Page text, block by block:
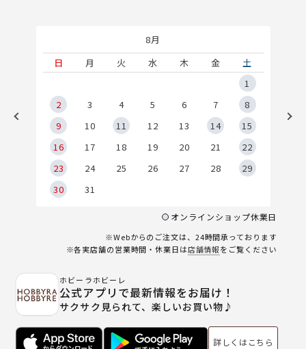
8月
日
月 火 水 木 金
土
1
2
3 4 5 6 7
8
9
10 11 12 13 14
15
16
17 18 19 20 21
22
23
24 25 26 27 28
29
30
31
オンラインショップ休業日
※Webからのご注文は、24時間承っております
※各実店舗の営業時間・休業日は店舗情報をご覧ください
ホビーラホビーレ
公式アプリで最新情報をお届け！
サクサク見られて、楽しいお買い物♪
詳しくはこちら